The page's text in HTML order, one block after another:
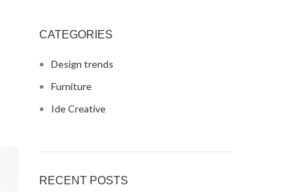
CATEGORIES
Design trends
Furniture
Ide Creative
RECENT POSTS